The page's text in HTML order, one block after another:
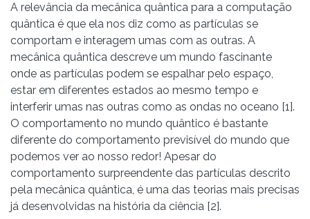
A relevância da mecânica quântica para a computação
quântica é que ela nos diz como as partículas se
comportam e interagem umas com as outras. A
mecânica quântica descreve um mundo fascinante
onde as partículas podem se espalhar pelo espaço,
estar em diferentes estados ao mesmo tempo e
interferir umas nas outras como as ondas no oceano [1].
O comportamento no mundo quântico é bastante
diferente do comportamento previsível do mundo que
podemos ver ao nosso redor! Apesar do
comportamento surpreendente das partículas descrito
pela mecânica quântica, é uma das teorias mais precisas
já desenvolvidas na história da ciência [2].